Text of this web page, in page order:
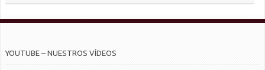
YOUTUBE – NUESTROS VÍDEOS